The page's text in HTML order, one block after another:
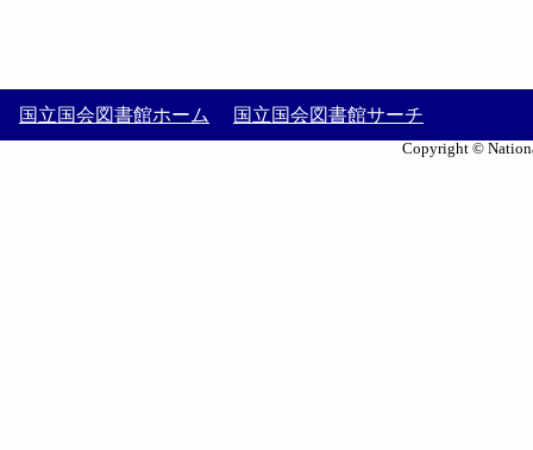
国立国会図書館ホーム 国立国会図書館サーチ
Copyright ©